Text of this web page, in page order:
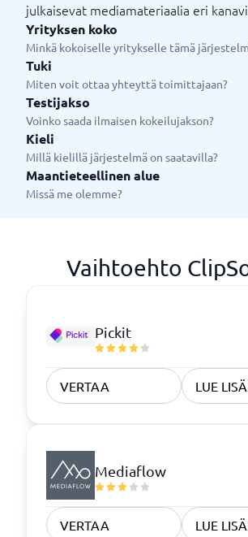
julkaisevat mediamateriaalia eri
Yrityksen koko
Minkä kokoiselle yritykselle tämä
Tuki
Miten voit ottaa yhteyttä toimittajaan?
Testijakso
Voinko saada ilmaisen kokeilujakson?
Kieli
Millä kielillä järjestelmä on saatavilla?
Maantieteellinen alue
Missä me olemme?
Vaihtoehto
Pickit
VERTAA LUE
Mediaflow
VERTAA LUE